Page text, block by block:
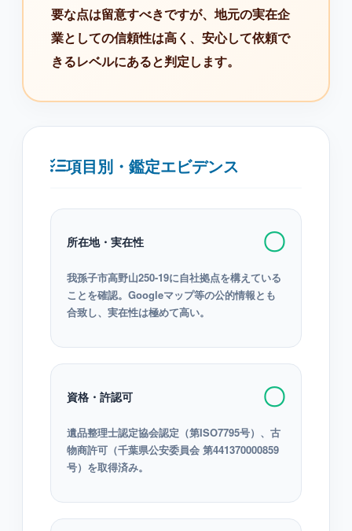
要な点は留意すべきですが、地元の実在企
業としての信頼性は高く、安心して依頼で
きるレベルにあると判定します。
項目別・鑑定エビデンス
所在地・実在性 〇
我孫子市高野山250-19に自社拠点を構えている
ことを確認。Googleマップ等の公的情報とも
合致し、実在性は極めて高い。
資格・許認可 〇
遺品整理士認定協会認定（第ISO7795号）、古
物商許可（千葉県公安委員会 第441370000859
号）を取得済み。